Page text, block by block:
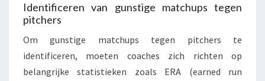
Identificeren van gunstige matchups tegen
pitchers
Om gunstige matchups tegen pitchers te
identificeren, moeten coaches zich richten op
belangrijke statistieken zoals ERA (earned run